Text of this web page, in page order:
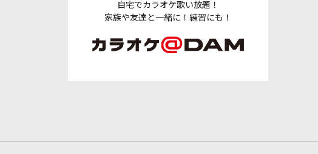
自宅でカラオケ歌い放題！
家族や友達と一緒に！練習にも！